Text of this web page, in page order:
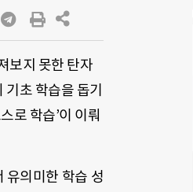
보지 못한 탄자
초 학습을 돕기
로 학습’이 이뤄
유의미한 학습 성